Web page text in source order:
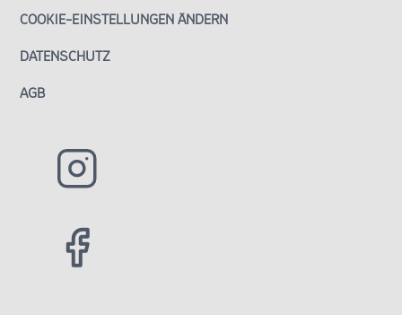
COOKIE-EINSTELLUNGEN ÄNDERN
DATENSCHUTZ
AGB